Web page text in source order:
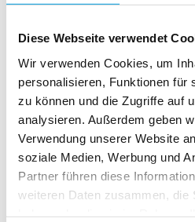
Diese Webseite verwendet
Wir verwenden Cookies, um
personalisieren, Funktionen für
zu können und die Zugriffe auf
analysieren. Außerdem geben
Verwendung unserer Website
soziale Medien, Werbung und
Partner führen diese
weiteren Daten zusammen, die
Absolute R1 mit PVC-
Absolute R2
Absolute R2 mit
Download als